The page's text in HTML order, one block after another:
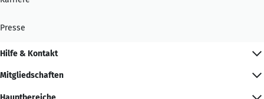
Presse
Hilfe & Kontakt
Mitgliedschaften